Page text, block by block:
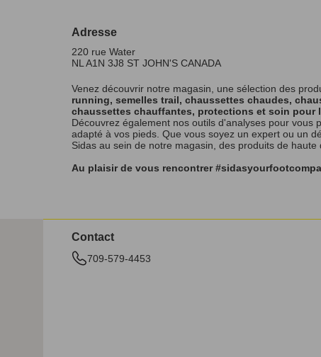
Adresse
220 rue Water
NL A1N 3J8 ST JOHN'S CANADA
Venez découvrir notre magasin, une sélection des
running, semelles trail, chaussettes chaudes,
chaussettes chauffantes, protections et soin pour
Découvrez également nos outils d'analyses pour
adapté à vos pieds. Que vous soyez un expert ou un
Sidas au sein de notre magasin, des produits de
Au plaisir de vous rencontrer
Contact
709-579-4453